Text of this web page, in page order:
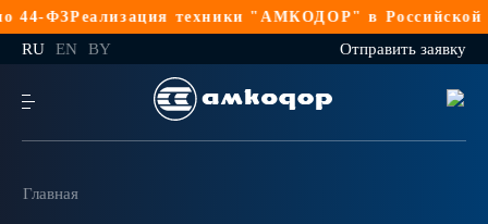
44-ФЗРеализация техники "АМКОДОР" в Российской
RU EN BY Отправить заявку
Главная